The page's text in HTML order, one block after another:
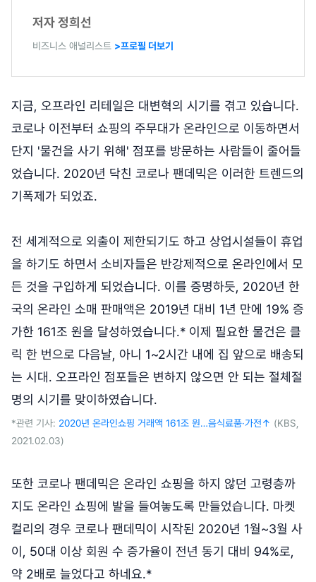
저자 정희선
비즈니스 애널리스트 >프로필 더보기
지금, 오프라인 리테일은 대변혁의 시기를 겪고 있습니다.
코로나 이전부터 쇼핑의 주무대가 온라인으로 이동하면서
단지 '물건을 사기 위해' 점포를 방문하는 사람들이 줄어들
었습니다. 2020년 닥친 코로나 팬데믹은 이러한 트렌드의
기폭제가 되었죠.
전 세계적으로 외출이 제한되기도 하고 상업시설들이 휴업
을 하기도 하면서 소비자들은 반강제적으로 온라인에서 모
든 것을 구입하게 되었습니다. 이를 증명하듯, 2020년 한
국의 온라인 소매 판매액은 2019년 대비 1년 만에 19% 증
가한 161조 원을 달성하였습니다.* 이제 필요한 물건은 클
릭 한 번으로 다음날, 아니 1~2시간 내에 집 앞으로 배송되
는 시대. 오프라인 점포들은 변하지 않으면 안 되는 절체절
명의 시기를 맞이하였습니다.
*관련 기사: 2020년 온라인쇼핑 거래액 161조 원…음식료품·가전↑ (KBS,
2021.02.03)
또한 코로나 팬데믹은 온라인 쇼핑을 하지 않던 고령층까
지도 온라인 쇼핑에 발을 들여놓도록 만들었습니다. 마켓
컬리의 경우 코로나 팬데믹이 시작된 2020년 1월~3월 사
이, 50대 이상 회원 수 증가율이 전년 동기 대비 94%로,
약 2배로 늘었다고 하네요.*